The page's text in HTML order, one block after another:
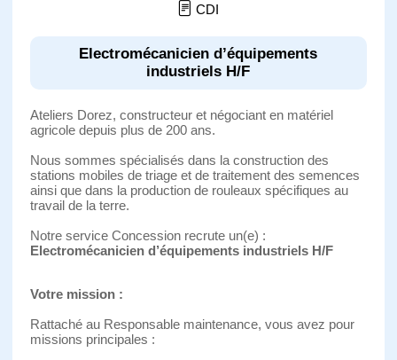
CDI
Electromécanicien d’équipements
industriels H/F
Ateliers Dorez, constructeur et négociant en matériel
agricole depuis plus de 200 ans.
Nous sommes spécialisés dans la construction des
stations mobiles de triage et de traitement des semences
ainsi que dans la production de rouleaux spécifiques au
travail de la terre.
Notre service Concession recrute un(e) :
Electromécanicien d’équipements industriels H/F
Votre mission :
Rattaché au Responsable maintenance, vous avez pour
missions principales :